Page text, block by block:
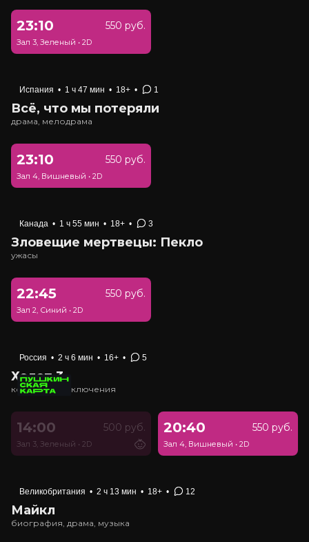
23:10 550 руб.
Зал 3, Зеленый • 2D
Испания • 1 ч 47 мин • 18+ • 1
Всё, что мы потеряли
драма, мелодрама
23:10 550 руб.
Зал 4, Вишневый • 2D
Канада • 1 ч 55 мин • 18+ • 3
Зловещие мертвецы: Пекло
ужасы
22:45 550 руб.
Зал 2, Синий • 2D
Россия • 2 ч 6 мин • 16+ • 5
Холоп 3
комедия, приключения
14:00 500 руб.
Зал 3, Зеленый • 2D
20:40 550 руб.
Зал 4, Вишневый • 2D
Великобритания • 2 ч 13 мин • 18+ • 12
Майкл
биография, драма, музыка